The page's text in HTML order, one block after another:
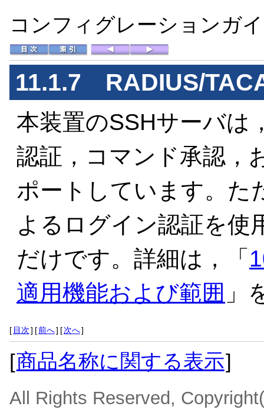
コンフィグレーションガ
11.1.7 RADIUS/
本装置のSSHサーバは
認証，コマンド承認，
ポートしています。た
よるログイン認証を使
だけです。詳細は，「
適用機能および範囲 」
[ 目次] [前へ] [次へ]
[商品名称に関する表示]
All Rights Reserved,